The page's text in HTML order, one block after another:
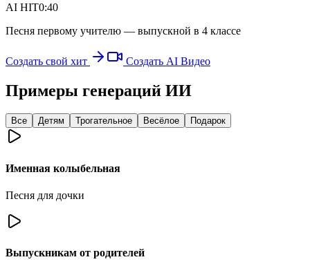
AI HIT0:40
Песня первому учителю — выпускной в 4 классе
Создать свой хит Создать AI Видео
Примеры генераций ИИ
Все Детям Трогательное Весёлое Подарок
Именная колыбельная
Песня для дочки
Выпускникам от родителей